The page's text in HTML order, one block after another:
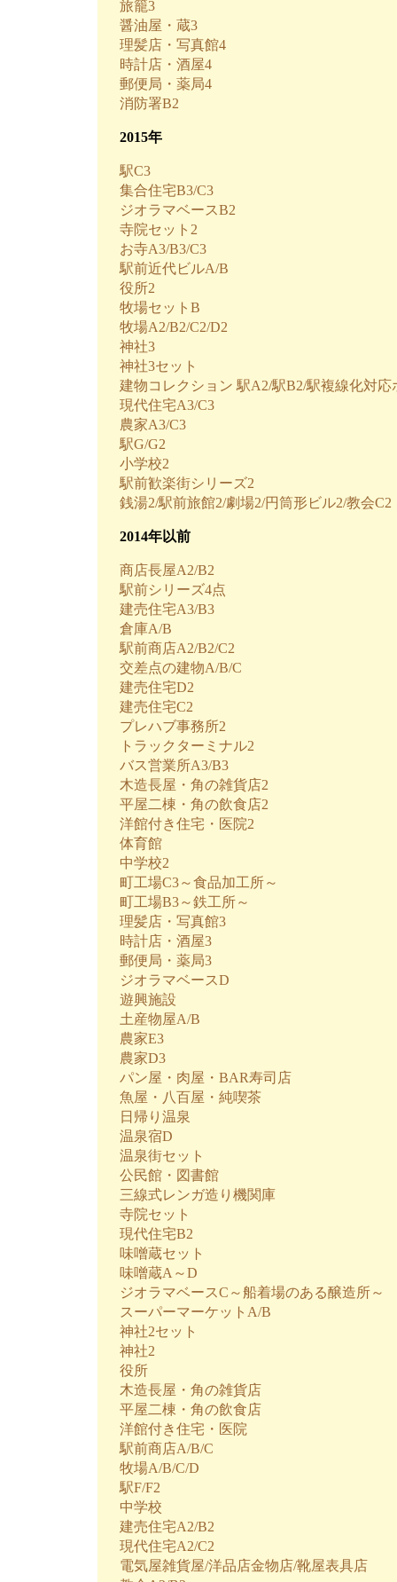
旅籠3
醤油屋・蔵3
理髪店・写真館4
時計店・酒屋4
郵便局・薬局4
消防署B2
2015年
駅C3
集合住宅B3/C3
ジオラマベースB2
寺院セット2
お寺A3/B3/C3
駅前近代ビルA/B
役所2
牧場セットB
牧場A2/B2/C2/D2
神社3
神社3セット
建物コレクション 駅A2/駅B2/駅複線化対応
現代住宅A3/C3
農家A3/C3
駅G/G2
小学校2
駅前歓楽街シリーズ2
銭湯2/駅前旅館2/劇場2/円筒形ビル2/教会C2
2014年以前
商店長屋A2/B2
駅前シリーズ4点
建売住宅A3/B3
倉庫A/B
駅前商店A2/B2/C2
交差点の建物A/B/C
建売住宅D2
建売住宅C2
プレハブ事務所2
トラックターミナル2
バス営業所A3/B3
木造長屋・角の雑貨店2
平屋二棟・角の飲食店2
洋館付き住宅・医院2
体育館
中学校2
町工場C3～食品加工所～
町工場B3～鉄工所～
理髪店・写真館3
時計店・酒屋3
郵便局・薬局3
ジオラマベースD
遊興施設
土産物屋A/B
農家E3
農家D3
パン屋・肉屋・BAR寿司店
魚屋・八百屋・純喫茶
日帰り温泉
温泉宿D
温泉街セット
公民館・図書館
三線式レンガ造り機関庫
寺院セット
現代住宅B2
味噌蔵セット
味噌蔵A～D
ジオラマベースC～船着場のある醸造所～
スーパーマーケットA/B
神社2セット
神社2
役所
木造長屋・角の雑貨店
平屋二棟・角の飲食店
洋館付き住宅・医院
駅前商店A/B/C
牧場A/B/C/D
駅F/F2
中学校
建売住宅A2/B2
現代住宅A2/C2
電気屋雑貨屋/洋品店金物店/靴屋表具店